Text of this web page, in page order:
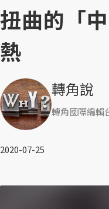
扭曲的「
熱
轉角說
轉角國際編輯
2020-07-25